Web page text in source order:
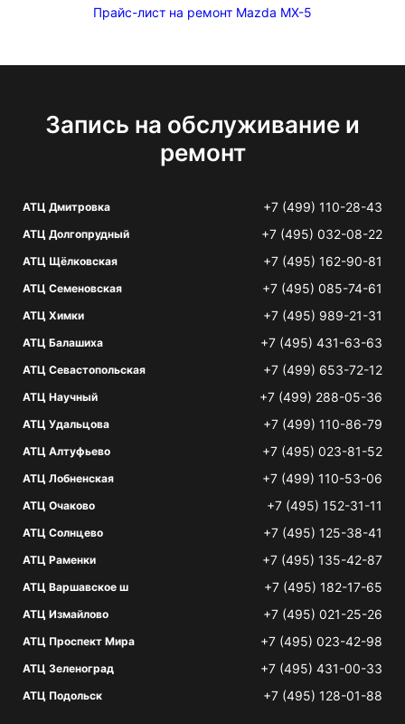
Прайс-лист на ремонт Mazda MX-5
Запись на обслуживание и
ремонт
АТЦ Дмитровка +7 (499) 110-28-43
АТЦ Долгопрудный +7 (495) 032-08-22
АТЦ Щёлковская +7 (495) 162-90-81
АТЦ Семеновская +7 (495) 085-74-61
АТЦ Химки +7 (495) 989-21-31
АТЦ Балашиха +7 (495) 431-63-63
АТЦ Севастопольская +7 (499) 653-72-12
АТЦ Научный +7 (499) 288-05-36
АТЦ Удальцова +7 (499) 110-86-79
АТЦ Алтуфьево +7 (495) 023-81-52
АТЦ Лобненская +7 (499) 110-53-06
АТЦ Очаково +7 (495) 152-31-11
АТЦ Солнцево +7 (495) 125-38-41
АТЦ Раменки +7 (495) 135-42-87
АТЦ Варшавское ш +7 (495) 182-17-65
АТЦ Измайлово +7 (495) 021-25-26
АТЦ Проспект Мира +7 (495) 023-42-98
АТЦ Зеленоград +7 (495) 431-00-33
АТЦ Подольск +7 (495) 128-01-88